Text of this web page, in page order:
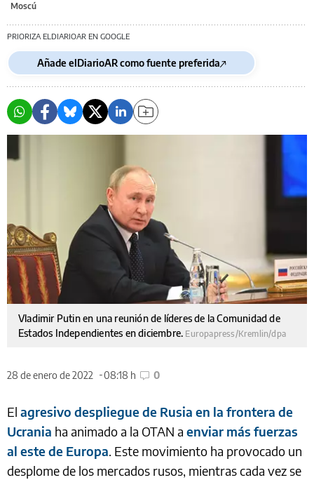
Moscú
PRIORIZA ELDIARIOAR EN GOOGLE
Añade elDiarioAR como fuente preferida
Vladimir Putin en una reunión de líderes de la Comunidad de
Estados Independientes en diciembre. Europapress/Kremlin/dpa
28 de enero de 2022 08:18 h 0
El agresivo despliegue de Rusia en la frontera de
Ucrania ha animado a la OTAN a enviar más fuerzas
al este de Europa. Este movimiento ha provocado un
desplome de los mercados rusos, mientras cada vez se